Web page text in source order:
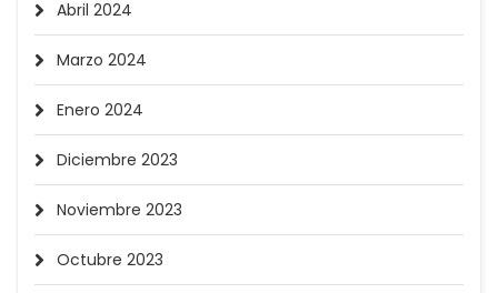
Abril 2024
Marzo 2024
Enero 2024
Diciembre 2023
Noviembre 2023
Octubre 2023